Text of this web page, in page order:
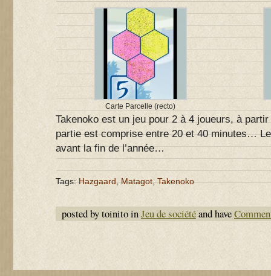
Carte Parcelle (recto)
Takenoko est un jeu pour 2 à 4 joueurs, à partir
partie est comprise entre 20 et 40 minutes…
avant la fin de l’année…
Tags:Hazgaard,Matagot,Takenoko
posted by toinito inJeu de sociétéand have